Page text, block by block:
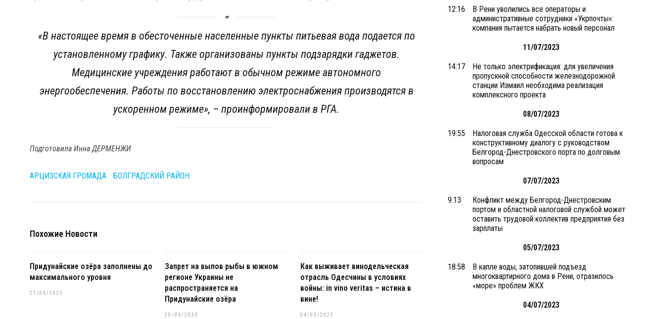
«В настоящее время в обесточенные населенные пункты питьевая вода подается по
установленному графику. Также организованы пункты подзарядки гаджетов.
Медицинские учреждения работают в обычном режиме автономного
энергообеспечения. Работы по восстановлению электроснабжения производятся в
ускоренном режиме», – проинформировали в РГА.
Подготовила Инна ДЕРМЕНЖИ
АРЦИЗСКАЯ ГРОМАДА БОЛГРАДСКИЙ РАЙОН
Похожие Новости
Придунайские озёра заполнены до
максимального уровня
21/06/2023
Запрет на вылов рыбы в южном
регионе Украины не
распространяется на
Придунайские озёра
20/06/2023
Как выживает винодельческая
отрасль Одесчины в условиях
войны: in vino veritas – истина в
вине!
04/03/2023
12:16
В Рени уволились все операторы и
административные сотрудники «Укрпочты»:
компания пытается набрать новый персонал
11/07/2023
14:17
Не только электрификация: для увеличения
пропускной способности железнодорожной
станции Измаил необходима реализация
комплексного проекта
08/07/2023
19:55
Налоговая служба Одесской области готова к
конструктивному диалогу с руководством
Белгород-Днестровского порта по долговым
вопросам
07/07/2023
9:13
Конфликт между Белгород-Днестровским
портом и областной налоговой службой может
оставить трудовой коллектив предприятия без
зарплаты
05/07/2023
18:58
В капле воды, затопившей подъезд
многоквартирного дома в Рени, отразилось
«море» проблем ЖКХ
04/07/2023